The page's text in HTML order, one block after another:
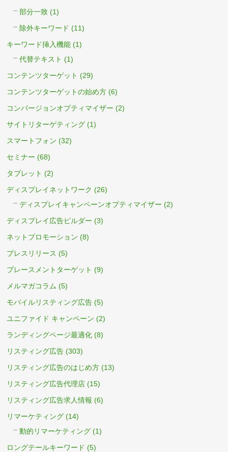
部分一致 (1)
除外キーワード (11)
キーワード挿入機能 (1)
代替テキスト (1)
コンテンツターゲット (29)
コンテンツターゲットの始め方 (6)
コンバージョンオプティマイザー (2)
サイトリターゲティング (1)
スマートフォン (32)
セミナー (68)
タブレット (2)
ディスプレイネットワーク (26)
ディスプレイキャンペーンオプティマイザー (2)
ディスプレイ広告ビルダー (3)
ネットプロモーション (8)
プレスリリース (5)
プレースメントターゲット (9)
メルマガコラム (5)
モバイルリスティング広告 (5)
ユニファイド キャンペーン (2)
ランディングページ最適化 (8)
リスティング広告 (303)
リスティング広告のはじめ方 (13)
リスティング広告代理店 (15)
リスティング広告求人情報 (6)
リマーケティング (14)
動的リマーケティング (1)
ロングテールキーワード (5)